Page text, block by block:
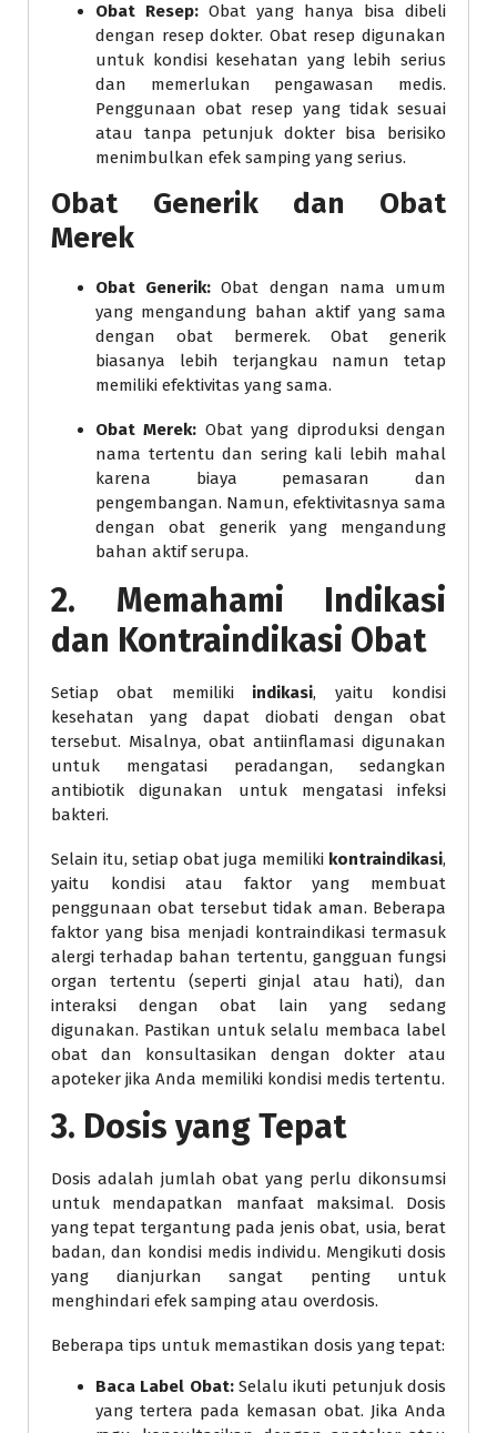
Obat Resep: Obat yang hanya bisa dibeli
dengan resep dokter. Obat resep digunakan
untuk kondisi kesehatan yang lebih serius
dan memerlukan pengawasan medis.
Penggunaan obat resep yang tidak sesuai
atau tanpa petunjuk dokter bisa berisiko
menimbulkan efek samping yang serius.
Obat Generik dan Obat
Merek
Obat Generik: Obat dengan nama umum
yang mengandung bahan aktif yang sama
dengan obat bermerek. Obat generik
biasanya lebih terjangkau namun tetap
memiliki efektivitas yang sama.
Obat Merek: Obat yang diproduksi dengan
nama tertentu dan sering kali lebih mahal
karena biaya pemasaran dan
pengembangan. Namun, efektivitasnya sama
dengan obat generik yang mengandung
bahan aktif serupa.
2. Memahami Indikasi
dan Kontraindikasi Obat
Setiap obat memiliki indikasi, yaitu kondisi
kesehatan yang dapat diobati dengan obat
tersebut. Misalnya, obat antiinflamasi digunakan
untuk mengatasi peradangan, sedangkan
antibiotik digunakan untuk mengatasi infeksi
bakteri.
Selain itu, setiap obat juga memiliki kontraindikasi,
yaitu kondisi atau faktor yang membuat
penggunaan obat tersebut tidak aman. Beberapa
faktor yang bisa menjadi kontraindikasi termasuk
alergi terhadap bahan tertentu, gangguan fungsi
organ tertentu (seperti ginjal atau hati), dan
interaksi dengan obat lain yang sedang
digunakan. Pastikan untuk selalu membaca label
obat dan konsultasikan dengan dokter atau
apoteker jika Anda memiliki kondisi medis tertentu.
3. Dosis yang Tepat
Dosis adalah jumlah obat yang perlu dikonsumsi
untuk mendapatkan manfaat maksimal. Dosis
yang tepat tergantung pada jenis obat, usia, berat
badan, dan kondisi medis individu. Mengikuti dosis
yang dianjurkan sangat penting untuk
menghindari efek samping atau overdosis.
Beberapa tips untuk memastikan dosis yang tepat:
Baca Label Obat:Selalu ikuti petunjuk dosis
yang tertera pada kemasan obat. Jika Anda